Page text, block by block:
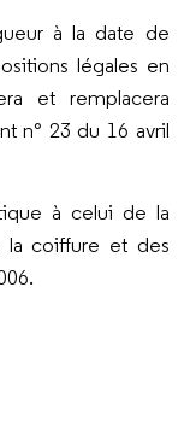
à la date de
légales en
et remplacera
n° 23 du 16 avril
à celui de la
la coiffure et des